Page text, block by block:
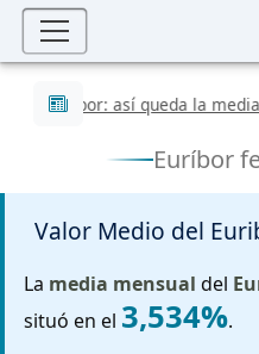
Últimas noticias
Euríbor: así queda la media...
Euríbor
Valor Medio del
La media mensual del
situó en el 3,534%.